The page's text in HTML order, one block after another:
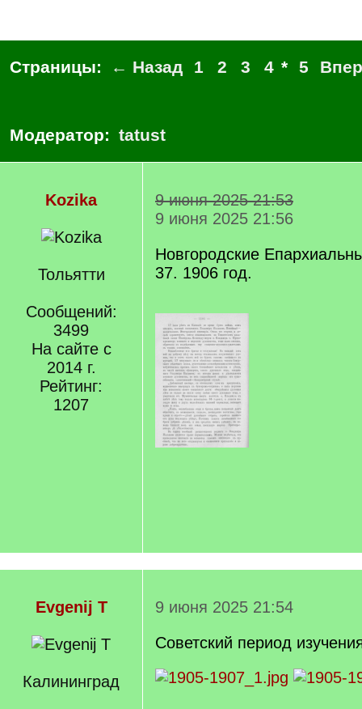
Страницы: ← Назад 1 2 3 4 * 5
Модератор: tatust
Kozika
Тольятти
Сообщений:
3499
На сайте с
2014 г.
Рейтинг:
1207
9 июня 2025 21:53
9 июня 2025 21:56
Новгородские
37. 1906 год.
Evgenij T
Калининград
9 июня 2025 21:54
Советский период